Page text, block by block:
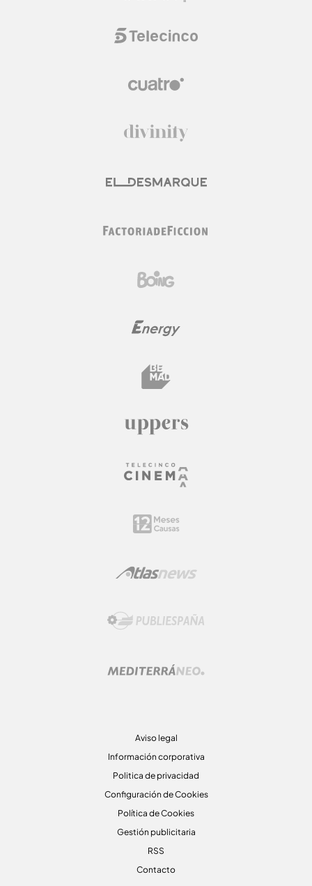
Aviso legal
Información corporativa
Politica de privacidad
Configuración de Cookies
Política de Cookies
Gestión publicitaria
RSS
Contacto